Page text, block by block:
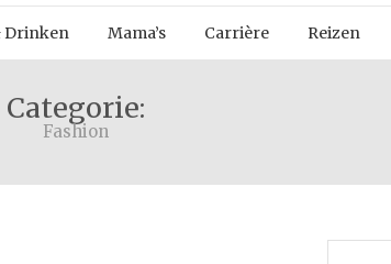
Drinken Mama’s Carrière Reizen
Categorie:
Fashion